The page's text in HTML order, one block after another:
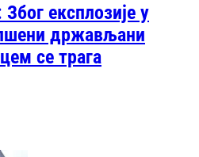
експлозије у
држављани
се трага